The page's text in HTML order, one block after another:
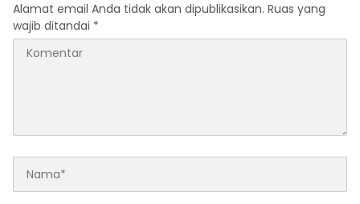
Alamat email Anda tidak akan dipublikasikan. Ruas yang
wajib ditandai *